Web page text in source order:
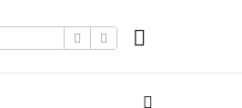
IskanjeNapredno iskanje